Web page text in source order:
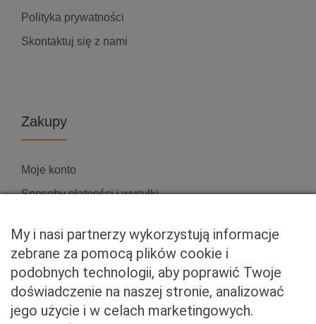
Polityka prywatności
Skontaktuj się z nami
Zakupy
Moje konto
Sposoby płatności i wysyłki
Właściciel serwisu
My i nasi partnerzy wykorzystują informacje
zebrane za pomocą plików cookie i
podobnych technologii, aby poprawić Twoje
doświadczenie na naszej stronie, analizować
jego użycie i w celach marketingowych.